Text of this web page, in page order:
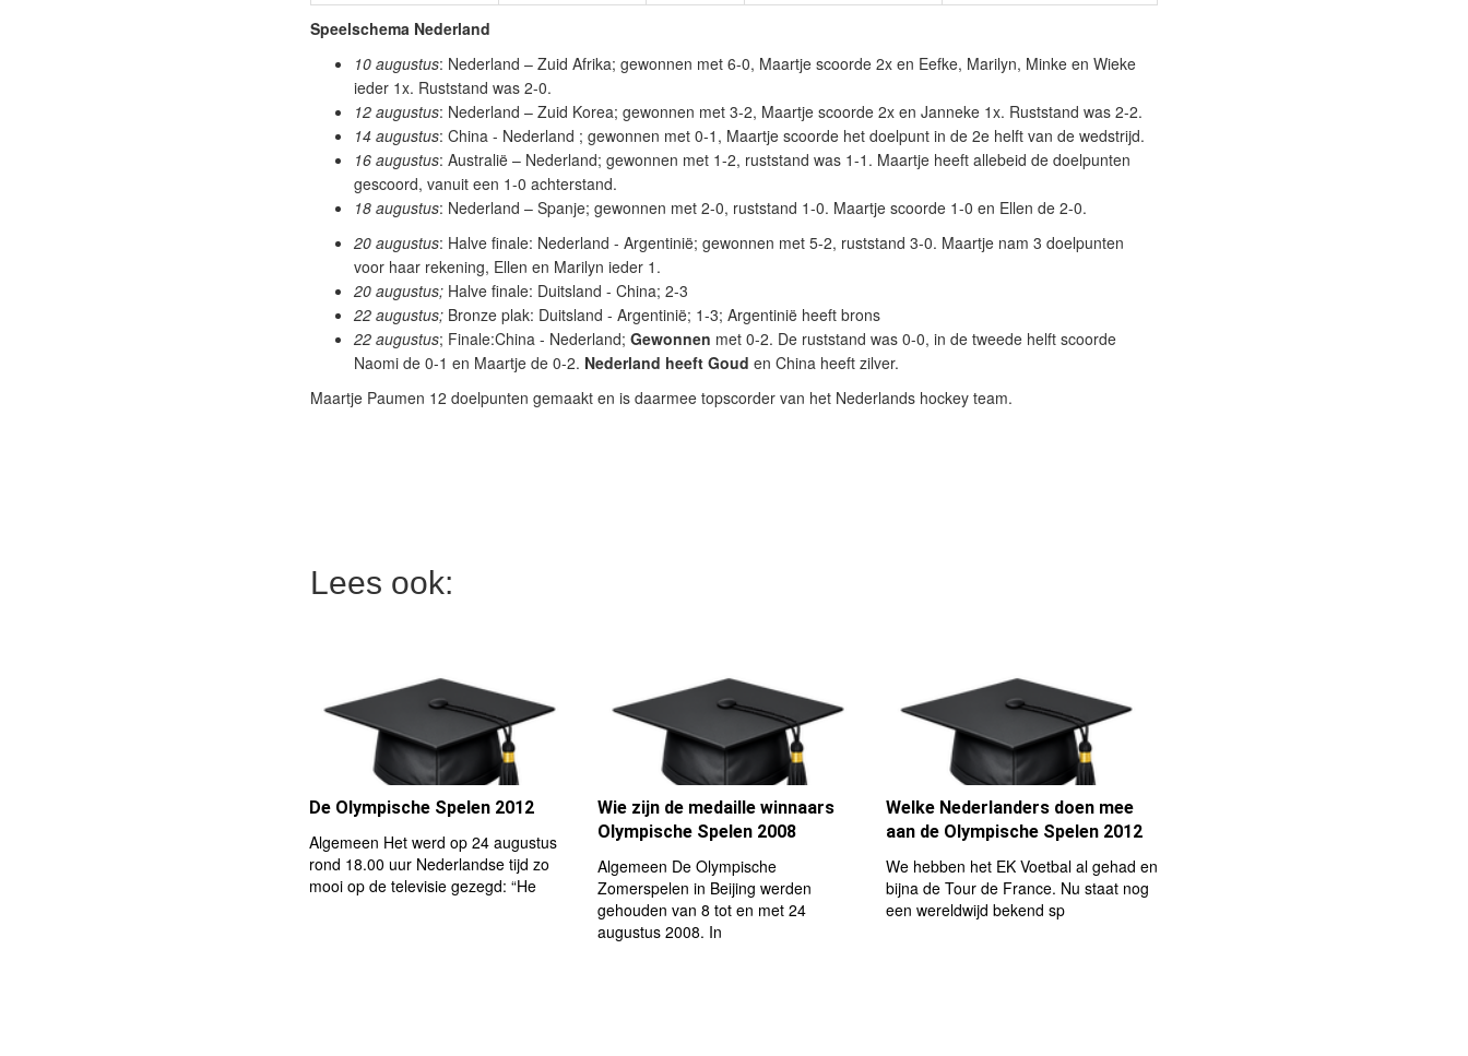
Speelschema Nederland
10 augustus: Nederland – Zuid Afrika; gewonnen met 6-0, Maartje scoorde 2x en Eefke, Marilyn, Minke en Wieke
ieder 1x. Ruststand was 2-0.
12 augustus: Nederland – Zuid Korea; gewonnen met 3-2, Maartje scoorde 2x en Janneke 1x. Ruststand was 2-2.
14 augustus: China - Nederland ; gewonnen met 0-1, Maartje scoorde het doelpunt in de 2e helft van de wedstrijd.
16 augustus: Australië – Nederland; gewonnen met 1-2, ruststand was 1-1. Maartje heeft allebeid de doelpunten
gescoord, vanuit een 1-0 achterstand.
18 augustus: Nederland – Spanje; gewonnen met 2-0, ruststand 1-0. Maartje scoorde 1-0 en Ellen de 2-0.
20 augustus: Halve finale: Nederland - Argentinië; gewonnen met 5-2, ruststand 3-0. Maartje nam 3 doelpunten
voor haar rekening, Ellen en Marilyn ieder 1.
20 augustus; Halve finale: Duitsland - China; 2-3
22 augustus; Bronze plak: Duitsland - Argentinië; 1-3; Argentinië heeft brons
22 augustus; Finale:China - Nederland; Gewonnen met 0-2. De ruststand was 0-0, in de tweede helft scoorde
Naomi de 0-1 en Maartje de 0-2. Nederland heeft Goud en China heeft zilver.
Maartje Paumen 12 doelpunten gemaakt en is daarmee topscorder van het Nederlands hockey team.
Lees ook:
De Olympische Spelen 2012
Algemeen Het werd op 24 augustus
rond 18.00 uur Nederlandse tijd zo
mooi op de televisie gezegd: “He
Wie zijn de medaille winnaars
Olympische Spelen 2008
Algemeen De Olympische
Zomerspelen in Beijing werden
gehouden van 8 tot en met 24
augustus 2008. In
Welke Nederlanders doen mee
aan de Olympische Spelen 2012
We hebben het EK Voetbal al gehad en
bijna de Tour de France. Nu staat nog
een wereldwijd bekend sp